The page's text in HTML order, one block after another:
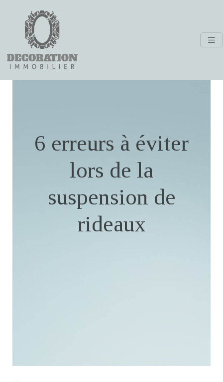
6 erreurs à éviter
lors de la
suspension de
rideaux